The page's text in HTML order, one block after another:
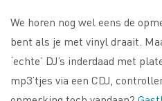
We horen nog wel eens de
bent als je met vinyl draait.
‘echte’ DJ’s inderdaad met
mp3’tjes via een CDJ,